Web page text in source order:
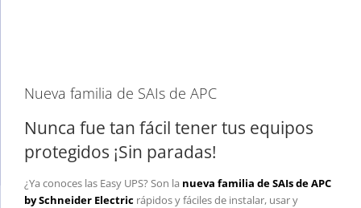
Nueva familia de SAIs de APC
Nunca fue tan fácil tener tus equipos
protegidos ¡Sin paradas!
¿Ya conoces las Easy UPS? Son la nueva familia de SAIs de APC
by Schneider Electric rápidos y fáciles de instalar, usar y